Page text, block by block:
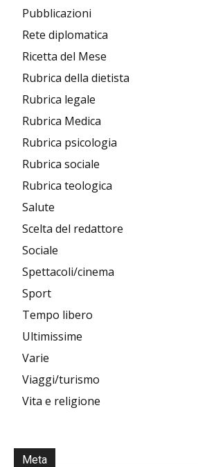
Pubblicazioni
Rete diplomatica
Ricetta del Mese
Rubrica della dietista
Rubrica legale
Rubrica Medica
Rubrica psicologia
Rubrica sociale
Rubrica teologica
Salute
Scelta del redattore
Sociale
Spettacoli/cinema
Sport
Tempo libero
Ultimissime
Varie
Viaggi/turismo
Vita e religione
Meta